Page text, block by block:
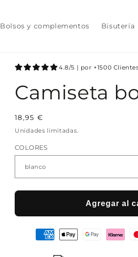
Bolsos y complementos Bisutería
4.8/5 | por +1500
Camiseta
Precio
habitual
18,95 €
Unidades limitadas.
COLORES
Agregar al